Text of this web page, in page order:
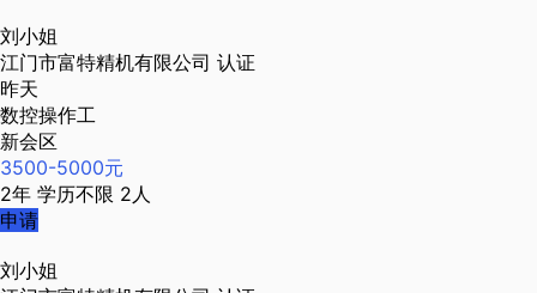
刘小姐
江门市富特精机有限公司 认证
昨天
数控操作工
新会区
3500-5000元
2年 学历不限 2人
申请
刘小姐